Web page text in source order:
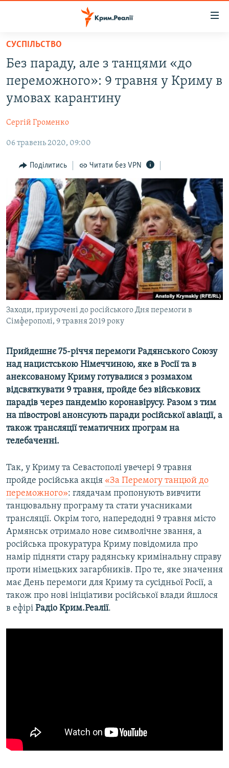
Перейти
основного
матеріалу
Перейти
до
основної
навігації
Перейти
пошуку
ВОДА.КРИМ
ВІДЕО ТА ФОТО
БЛОГИ
ПОГЛЯД
ІНТЕРВ'Ю
ВСЕ ЗА ДЕНЬ
СПЕЦПРОЕКТИ
ДЕПОРТАЦІЯ
ВІДЕОУРОКИ «ELIFBE»
СВІДЧЕННЯ ОКУПАЦІЇ
УКРАЇНСЬКА ПРОБЛЕМА КРИМУ
ІНФОГРАФІКА
ЯК ОБІЙТИ БЛОКУВАННЯ
Русский
Qırımtatar
ДОЛУЧАЙСЯ!
СУСПІЛЬСТВО
Без параду, але з танцями «до
переможного»: 9 травня у Криму в
умовах карантину
Сергій Громенко
06 травень 2020, 09:00
Поділитись Читати без VPN
Заходи, приурочені до російського Дня перемоги в
Сімферополі, 9 травня 2019 року
Прийдешнє 75-річчя перемоги Радянського Союзу
над нацистською Німеччиною, яке в Росії та в
анексованому Криму готувалися з розмахом
відсвяткувати 9 травня, пройде без військових
парадів через пандемію коронавірусу. Разом з тим
на півострові анонсують паради російської авіації, а
також трансляції тематичних програм на
телебаченні.
Так, у Криму та Севастополі увечері 9 травня
пройде російська акція «За Перемогу танцюй до
переможного»: глядачам пропонують вивчити
танцювальну програму та стати учасниками
трансляції. Окрім того, напередодні 9 травня місто
Армянськ отримало нове символічне звання, а
російська прокуратура Криму повідомила про
намір підняти стару радянську кримінальну справу
проти німецьких загарбників. Про те, яке значення
має День перемоги для Криму та сусідньої Росії, а
також про нові ініціативи російської влади йшлося
в ефірі Радіо Крим.Реалії.